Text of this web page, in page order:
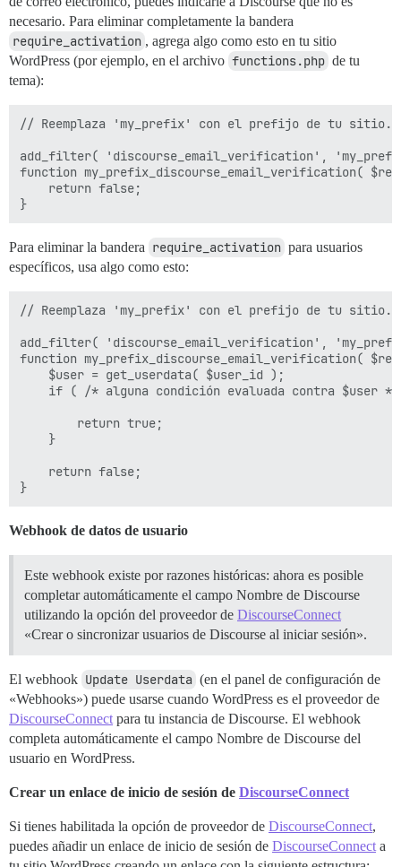
necesario. Para eliminar completamente la bandera
require_activation , agrega algo como esto en tu sitio
WordPress (por ejemplo, en el archivo functions.php de tu
tema):
// Reemplaza 'my_prefix' con el prefijo de tu sitio.
add_filter( 'discourse_email_verification',
function my_prefix_discourse_email_verification(
    return false;
Para eliminar la bandera require_activation para usuarios
específicos, usa algo como esto:
// Reemplaza 'my_prefix' con el prefijo de tu sitio.
add_filter( 'discourse_email_verification',
function my_prefix_discourse_email_verification(
    $user = get_userdata( $user_id );
if ( /* alguna condición evaluada contra $user
        return true;
    }
    return false;
Webhook de datos de usuario
Este webhook existe por razones históricas: ahora es posible
completar automáticamente el campo Nombre de Discourse
utilizando la opción del proveedor de DiscourseConnect
«Crear o sincronizar usuarios de Discourse al iniciar sesión».
El webhook Update Userdata (en el panel de configuración de
«Webhooks») puede usarse cuando WordPress es el proveedor de
DiscourseConnect para tu instancia de Discourse. El webhook
completa automáticamente el campo Nombre de Discourse del
usuario en WordPress.
Crear un enlace de inicio de sesión de DiscourseConnect
Si tienes habilitada la opción de proveedor de DiscourseConnect,
puedes añadir un enlace de inicio de sesión de DiscourseConnect a